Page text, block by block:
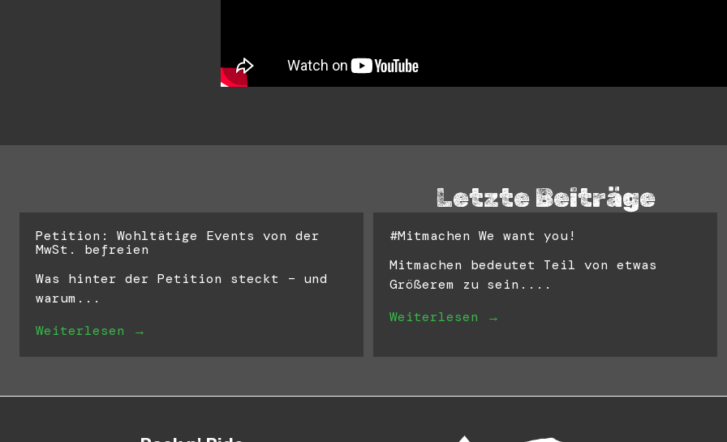
Letzte Beiträge
Petition: Wohltätige Events von der
MwSt. befreien
Was hinter der Petition steckt – und
warum...
Weiterlesen →
#Mitmachen We want you!
Mitmachen bedeutet Teil von etwas
Größerem zu sein....
Weiterlesen →